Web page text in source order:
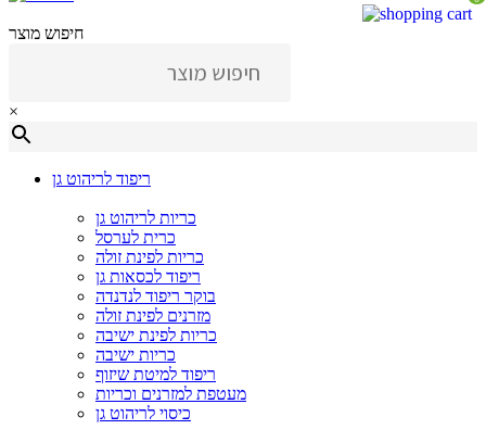
חיפוש מוצר
×
ריפוד לריהוט גן
כריות לריהוט גן
כרית לערסל
כריות לפינת זולה
ריפוד לכסאות גן
בוקר ריפוד לנדנדה
מזרנים לפינת זולה
כריות לפינת ישיבה
כריות ישיבה
ריפוד למיטת שיזוף
מעטפת למזרנים וכריות
כיסוי לריהוט גן